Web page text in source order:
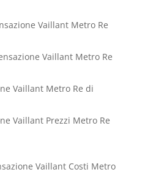
Vaillant Metro Re
Vaillant Metro Re
Vaillant Metro Re di
Vaillant Prezzi Metro Re
Vaillant Costi Metro